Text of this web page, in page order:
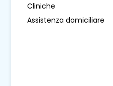
Cliniche
Assistenza domiciliare